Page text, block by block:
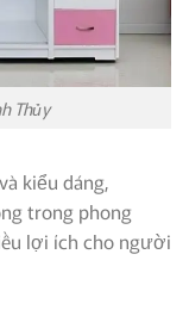
Thủy
kiểu dáng,
trong phong
lợi ích cho người